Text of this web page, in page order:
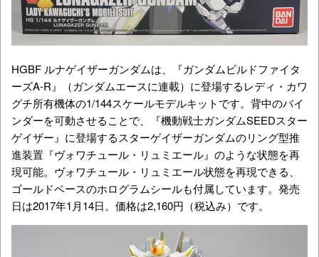
HGBF ルナゲイザーガンダムは、『ガンダムビルドファイタ
ーズA-R』（ガンダムエースに連載）に登場するレディ・カワ
グチ所有機体の1/144スケールモデルキットです。背中のバイ
ンダーを可動させることで、『機動戦士ガンダムSEEDスター
ゲイザー』に登場するスターゲイザーガンダムのリング型推
進装置『ヴォワチュール・リュミエール』のような状態を再
現可能。ヴォワチュール・リュミエール状態を再現できる、
ゴールドベースのホログラムシールも付属しています。発売
日は2017年1月14日。価格は2,160円（税込み）です。